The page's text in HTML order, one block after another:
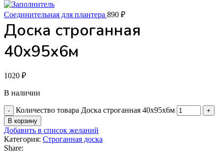
Соединительная для плантера 890 ₽
Доска строганная
40х95х6м
1020 ₽
В наличии
Количество товара Доска строганная 40х95х6м
В корзину
Добавить в список желаний
Категория: Строганная доска
Share: